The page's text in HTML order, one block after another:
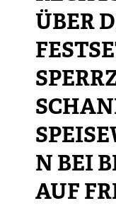
ÜBER
N BEI
AUF